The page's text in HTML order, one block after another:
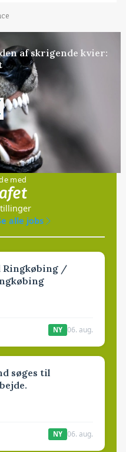
af skrigende kvier:
med
alle jobs
Ringkøbing /
NY 06. aug.
søges til
NY 06. aug.